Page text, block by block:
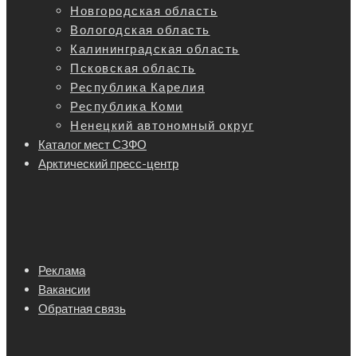
Новгородская область
Вологодская область
Калининградская область
Псковская область
Республика Карелия
Республика Коми
Ненецкий автономный округ
Каталог мест СЗФО
Арктический пресс-центр
Реклама
Вакансии
Обратная связь